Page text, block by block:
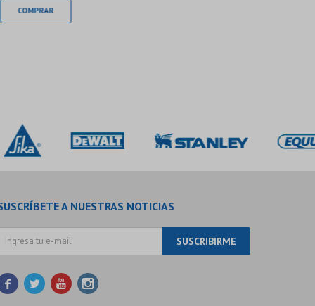
A NUESTRAS NOTICIAS
SUSCRIBIRME
   